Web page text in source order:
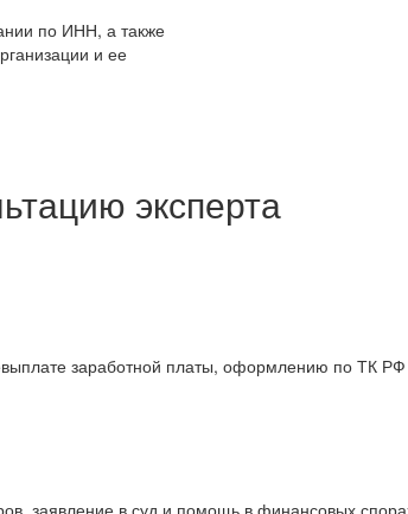
по ИНН, а также
и ее
эксперта
заработной платы, оформлению по ТК
заявление в суд и помощь в финансовых